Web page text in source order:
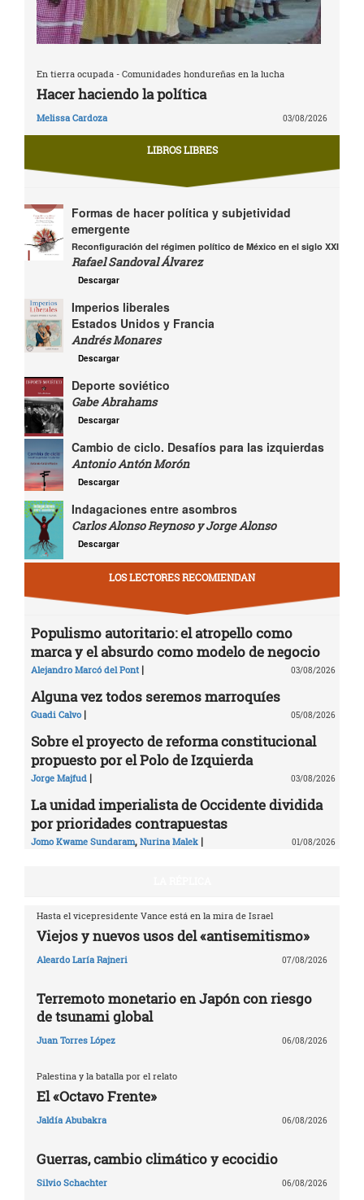
En tierra ocupada - Comunidades hondureñas en la lucha
Hacer haciendo la política
Melissa Cardoza 03/08/2026
LIBROS LIBRES
Formas de hacer política y subjetividad
emergente
Reconfiguración del régimen político de México en el siglo XXI
Rafael Sandoval Álvarez
Descargar
Imperios liberales
Estados Unidos y Francia
Andrés Monares
Descargar
Deporte soviético
Gabe Abrahams
Descargar
Cambio de ciclo. Desafíos para las izquierdas
Antonio Antón Morón
Descargar
Indagaciones entre asombros
Carlos Alonso Reynoso y Jorge Alonso
Descargar
LOS LECTORES RECOMIENDAN
Populismo autoritario: el atropello como
marca y el absurdo como modelo de negocio
Alejandro Marcó del Pont | 03/08/2026
Alguna vez todos seremos marroquíes
Guadi Calvo | 05/08/2026
Sobre el proyecto de reforma constitucional
propuesto por el Polo de Izquierda
Jorge Majfud | 03/08/2026
La unidad imperialista de Occidente dividida
por prioridades contrapuestas
Jomo Kwame Sundaram, Nurina Malek | 01/08/2026
Hasta el vicepresidente Vance está en la mira de Israel
Viejos y nuevos usos del «antisemitismo»
Aleardo Laría Rajneri 07/08/2026
Terremoto monetario en Japón con riesgo
de tsunami global
Juan Torres López 06/08/2026
Palestina y la batalla por el relato
El «Octavo Frente»
Jaldía Abubakra 06/08/2026
Guerras, cambio climático y ecocidio
Silvio Schachter 06/08/2026